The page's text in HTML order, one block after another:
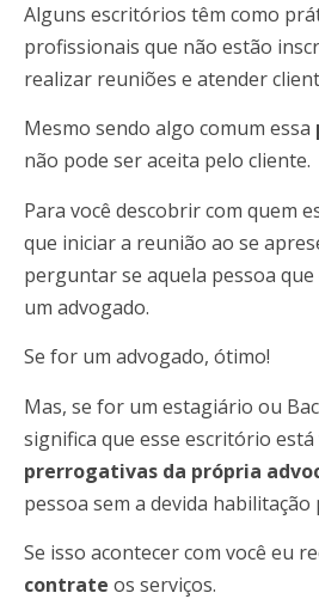
Alguns escritórios têm como
profissionais que não estão
realizar reuniões e atender
Mesmo sendo algo comum essa
não pode ser aceita pelo cliente.
Para você descobrir com quem
que iniciar a reunião ao se
perguntar se aquela pessoa
um advogado.
Se for um advogado, ótimo!
Mas, se for um estagiário ou
significa que esse escritório está
prerrogativas da própria
pessoa sem a devida
Se isso acontecer com você eu
contrate os serviços.